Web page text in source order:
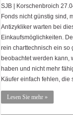
SJB | Korschenbroich
Fonds nicht günstig sind,
Antizykliker warten bei
Einkaufsmöglichkeiten.
rein charttechnisch ein so
beobachtet werden kann,
haben und nicht mehr
Käufer einfach fehlen,
Lesen Sie mehr »